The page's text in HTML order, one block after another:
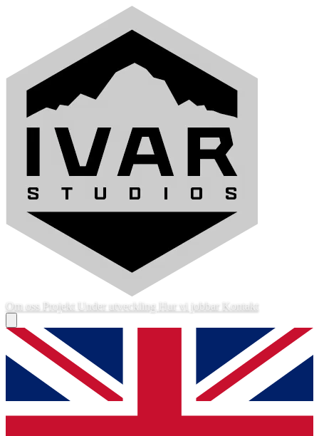
Om oss Projekt Under utveckling Hur vi jobbar Kontakt